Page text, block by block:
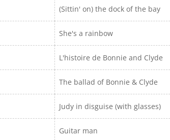
(Sittin' on) the dock of the bay
She's a rainbow
L'histoire de Bonnie and Clyde
The ballad of Bonnie & Clyde
Judy in disguise (with glasses)
Guitar man